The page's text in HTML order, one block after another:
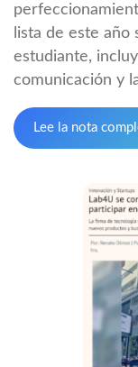
lista de este año
estudiante,
comunicación y
Lee la nota